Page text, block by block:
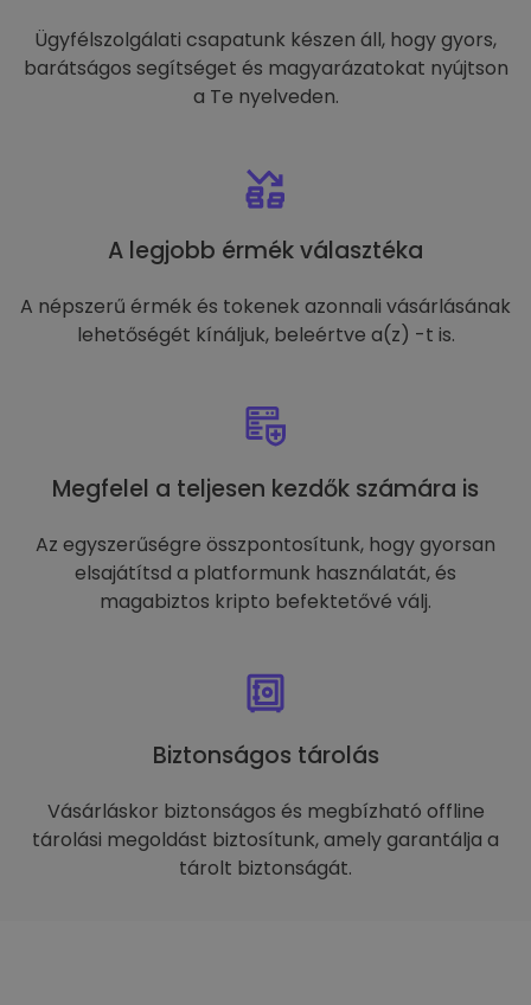
Ügyfélszolgálati csapatunk készen áll, hogy gyors,
barátságos segítséget és magyarázatokat nyújtson
a Te nyelveden.
A legjobb érmék választéka
A népszerű érmék és tokenek azonnali vásárlásának
lehetőségét kínáljuk, beleértve a(z) -t is.
Megfelel a teljesen kezdők számára is
Az egyszerűségre összpontosítunk, hogy gyorsan
elsajátítsd a platformunk használatát, és
magabiztos kripto befektetővé válj.
Biztonságos tárolás
Vásárláskor biztonságos és megbízható offline
tárolási megoldást biztosítunk, amely garantálja a
tárolt biztonságát.